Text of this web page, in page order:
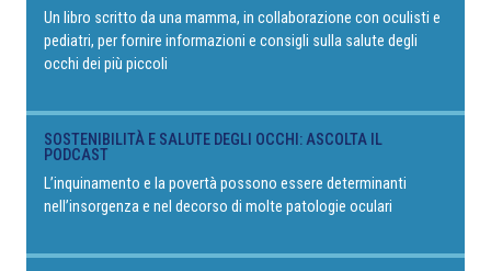
Un libro scritto da una mamma, in collaborazione con oculisti e
pediatri, per fornire informazioni e consigli sulla salute degli
occhi dei più piccoli
SOSTENIBILITÀ E SALUTE DEGLI OCCHI: ASCOLTA IL
PODCAST
L’inquinamento e la povertà possono essere determinanti
nell’insorgenza e nel decorso di molte patologie oculari